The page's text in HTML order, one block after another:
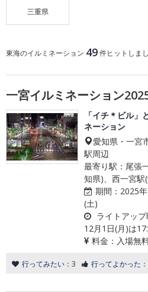
三重県
東海のイルミネーション 49件ヒットしま
一宮イルミネーション
「イチ＊ビル」
ネーション
愛知県・一宮
駅周辺
最寄り駅：尾張
知県)、西一宮駅
期間： 2025
(土)
ライトアップ
12月1日(月)は
料金： 入場無
行ってみたい： 3 行ってよかった：